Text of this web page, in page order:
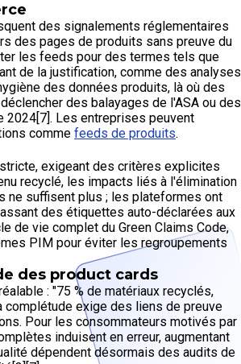
des signalements réglementaires
des pages de produits sans preuve du
les feeds pour des termes tels que
de la justification, comme des analyses
des données produits, là où des
des balayages de l'ASA ou des
2024[7]. Les entreprises peuvent
comme feeds de produits.
exigeant des critères explicites
recyclé, les impacts liés à l'élimination
ne suffisent plus ; les plateformes ont
des étiquettes auto-déclarées aux
de vie complet du Green Claims Code,
PIM pour éviter les regroupements
des product cards
: "75 % de matériaux recyclés,
complétude exige des liens de preuve
Pour les consommateurs motivés par
induisent en erreur, augmentant
dépendent désormais des audits de